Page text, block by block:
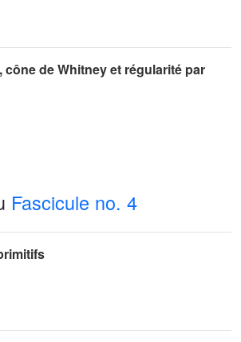
cône de Whitney et régularité par
Fascicule no. 4